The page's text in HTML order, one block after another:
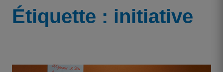
Étiquette : initiative